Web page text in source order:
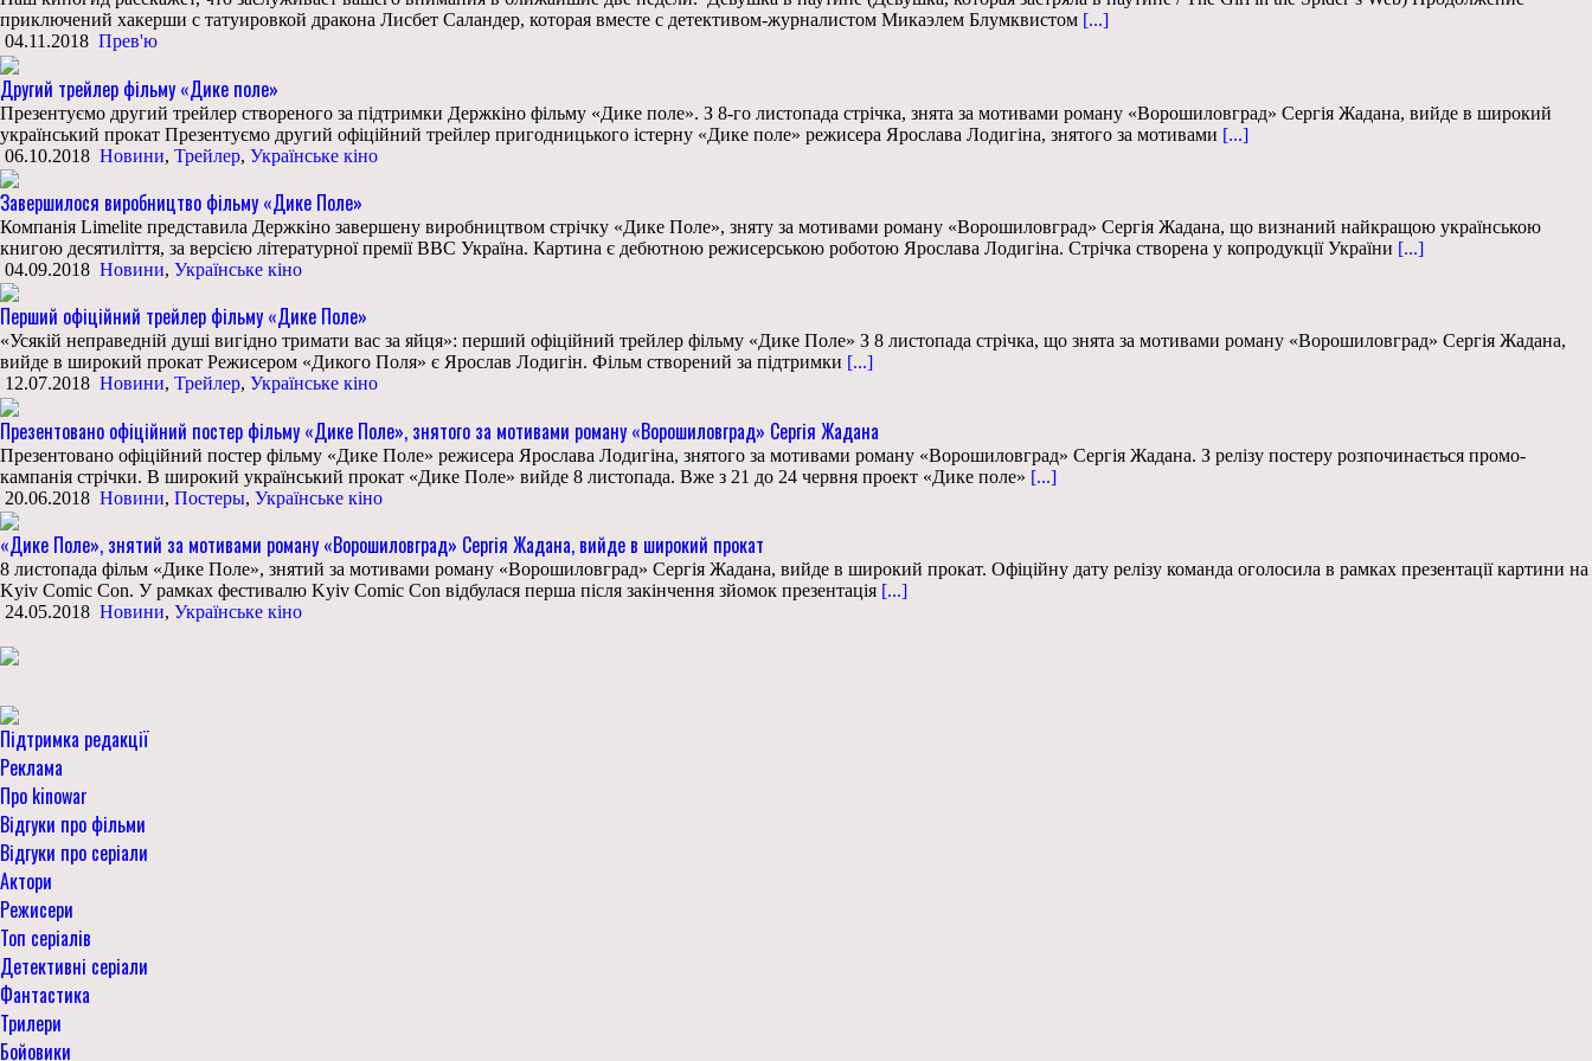
приключений хакерши с татуировкой дракона Лисбет Саландер, которая вместе с детективом-журналистом Микаэлем Блумквистом [...]
04.11.2018 Прев'ю
Другий трейлер фільму «Дике поле»
Презентуємо другий трейлер створеного за підтримки Держкіно фільму «Дике поле». З 8-го листопада стрічка, знята за мотивами роману «Ворошиловград» Сергія Жадана, вийде в широкий
український прокат Презентуємо другий офіційний трейлер пригодницького істерну «Дике поле» режисера Ярослава Лодигіна, знятого за мотивами [...]
06.10.2018 Новини, Трейлер, Українське кіно
Завершилося виробництво фільму «Дике Поле»
Компанія Limelite представила Держкіно завершену виробництвом стрічку «Дике Поле», зняту за мотивами роману «Ворошиловград» Сергія Жадана, що визнаний найкращою українською
книгою десятиліття, за версією літературної премії ВВС Україна. Картина є дебютною режисерською роботою Ярослава Лодигіна. Стрічка створена у копродукції України [...]
04.09.2018 Новини, Українське кіно
Перший офіційний трейлер фільму «Дике Поле»
«Усякій неправедній душі вигідно тримати вас за яйця»: перший офіційний трейлер фільму «Дике Поле» З 8 листопада стрічка, що знята за мотивами роману «Ворошиловград» Сергія Жадана,
вийде в широкий прокат Режисером «Дикого Поля» є Ярослав Лодигін. Фільм створений за підтримки [...]
12.07.2018 Новини, Трейлер, Українське кіно
Презентовано офіційний постер фільму «Дике Поле», знятого за мотивами роману «Ворошиловград» Сергія Жадана
Презентовано офіційний постер фільму «Дике Поле» режисера Ярослава Лодигіна, знятого за мотивами роману «Ворошиловград» Сергія Жадана. З релізу постеру розпочинається промо-
кампанія стрічки. В широкий український прокат «Дике Поле» вийде 8 листопада. Вже з 21 до 24 червня проект «Дике поле» [...]
20.06.2018 Новини, Постеры, Українське кіно
«Дике Поле», знятий за мотивами роману «Ворошиловград» Сергія Жадана, вийде в широкий прокат
8 листопада фільм «Дике Поле», знятий за мотивами роману «Ворошиловград» Сергія Жадана, вийде в широкий прокат. Офіційну дату релізу команда оголосила в рамках презентації картини на
Kyiv Comic Con. У рамках фестивалю Kyiv Comic Con відбулася перша після закінчення зйомок презентація [...]
24.05.2018 Новини, Українське кіно
Підтримка редакції
Реклама
Про kinowar
Відгуки про фільми
Відгуки про серіали
Актори
Режисери
Топ серіалів
Детективні серіали
Фантастика
Трилери
Бойовики